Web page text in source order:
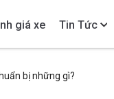
giá xe Tin Tức
bị những gì?